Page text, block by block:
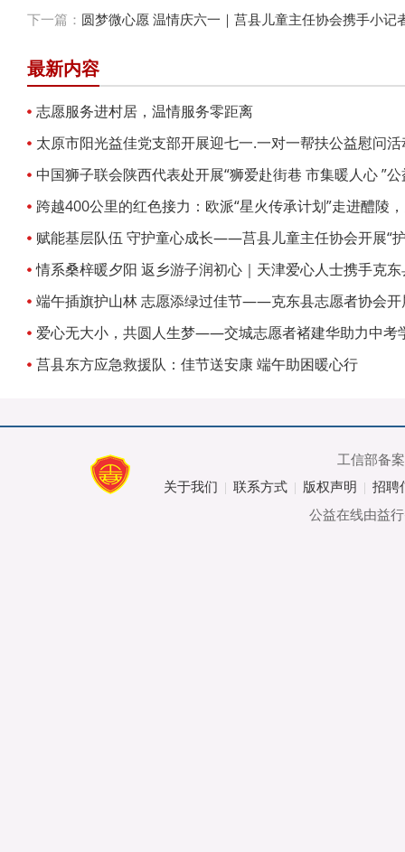
下一篇： 圆梦微心愿 温情庆六一｜莒县儿童主任协会携手小记
最新内容
志愿服务进村居，温情服务零距离
太原市阳光益佳党支部开展迎七一.一对一帮扶公益慰问活
中国狮子联会陕西代表处开展“狮爱赴街巷 市集暖人心 ”
跨越400公里的红色接力：欧派“星火传承计划”走进醴陵
爱心饭卡
赋能基层队伍 守护童心成长——莒县儿童主任协会开展“
专项培训
情系桑梓暖夕阳 返乡游子润初心｜天津爱心人士携手克
爱心敬老活动
端午插旗护山林 志愿添绿过佳节——克东县志愿者协会开
践活动
爱心无大小，共圆人生梦——交城志愿者褚建华助力中考
莒县东方应急救援队：佳节送安康 端午助困暖心行
工信部备
关于我们 | 联系方式 | 版权声明 | 招聘
公益在线由益